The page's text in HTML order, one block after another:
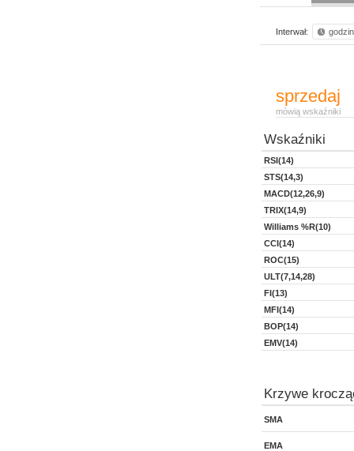
Interwał:
sprzedaj
mówią wskaźniki
Wskaźniki
RSI(14)
STS(14,3)
MACD(12,26,9)
TRIX(14,9)
Williams %R(10)
CCI(14)
ROC(15)
ULT(7,14,28)
FI(13)
MFI(14)
BOP(14)
EMV(14)
Krzywe
SMA
EMA